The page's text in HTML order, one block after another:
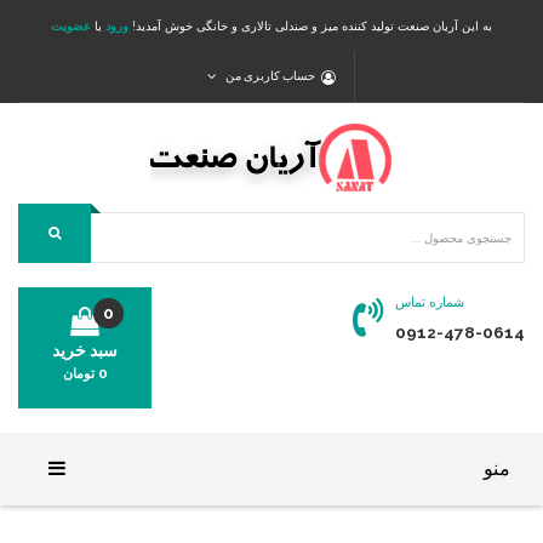
به این آریان صنعت تولید کننده میز و صندلی تالاری و خانگی خوش آمدید! ورود یا عضویت
حساب کاربری من
شماره تماس
0912-478-0614
سبد خرید
0
0 تومان
منو